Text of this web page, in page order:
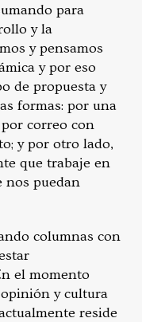
para
y la
y pensamos
y por eso
de propuesta y
formas: por una
correo con
y por otro lado,
que trabaje en
nos puedan
columnas con
el momento
y cultura
reside